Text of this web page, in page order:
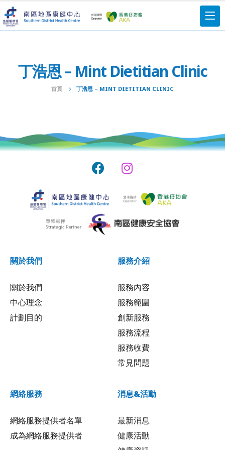
丁浩恩 – Mint Dietitian Clinic
首頁 丁浩恩 – MINT DIETITIAN CLINIC
關於我們
關於我們
中心理念
計劃目的
服務介紹
服務內容
服務範圍
創新服務
服務流程
服務收費
常見問題
網絡服務
網絡服務提供者名單
成為網絡服務提供者
消息&活動
最新消息
健康活動